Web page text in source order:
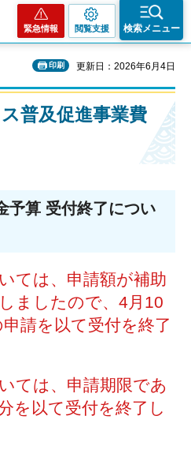
緊急情報 閲覧支援 検索メニュー
印刷 更新日：2026年6月4日
普及促進事業費
予算 受付終了につい
ては、申請額が補助
ましたので、4月10
請を以て受付を終了
ては、申請期限であ
を以て受付を終了し